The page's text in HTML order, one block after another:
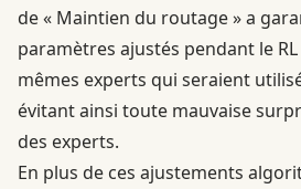
de « Maintien du routage » a
paramètres ajustés pendant le
mêmes experts qui seraient
évitant ainsi toute mauvaise
des experts.
En plus de ces ajustements